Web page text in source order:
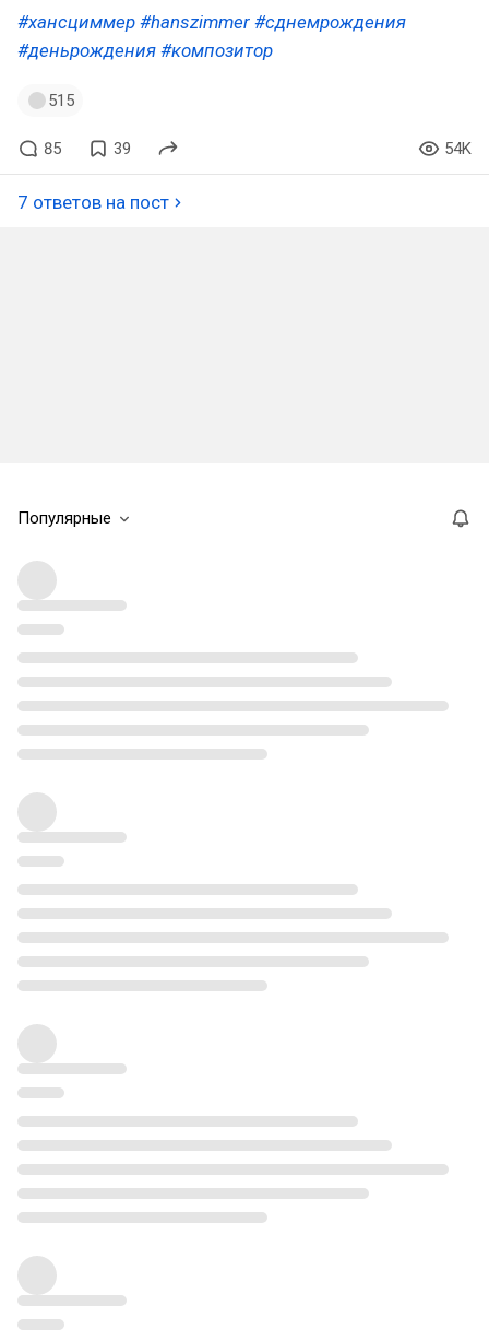
#хансциммер #hanszimmer #сднемрождения
#деньрождения #композитор
515
85 39 54K
7 ответов на пост
Популярные